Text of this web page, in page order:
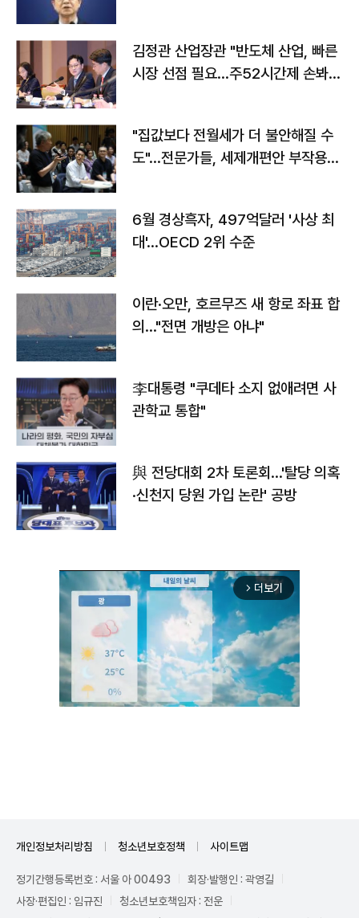
김정관 산업장관 "반도체 산업, 빠른
시장 선점 필요…주52시간제 손봐
"집값보다 전월세가 더 불안해질 수
도"…전문가들, 세제개편안 부작용
6월 경상흑자, 497억달러 '사상 최
대'…OECD 2위 수준
이란·오만, 호르무즈 새 항로 좌표 합
의…"전면 개방은 아냐"
李대통령 "쿠데타 소지 없애려면 사
관학교 통합"
與 전당대회 2차 토론회…'탈당 의혹
·신천지 당원 가입 논란' 공방
arrow_forward_ios 더보기
개인정보처리방침 청소년보호정책 사이트맵
정기간행등록번호 : 서울 아 00493
회장·발행인 : 곽영길
사장·편집인 : 임규진
청소년보호책임자 : 전운